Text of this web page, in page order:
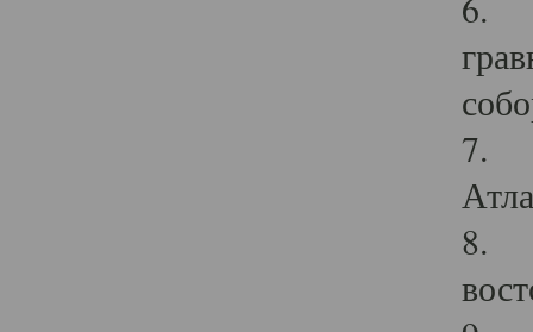
7.
8.